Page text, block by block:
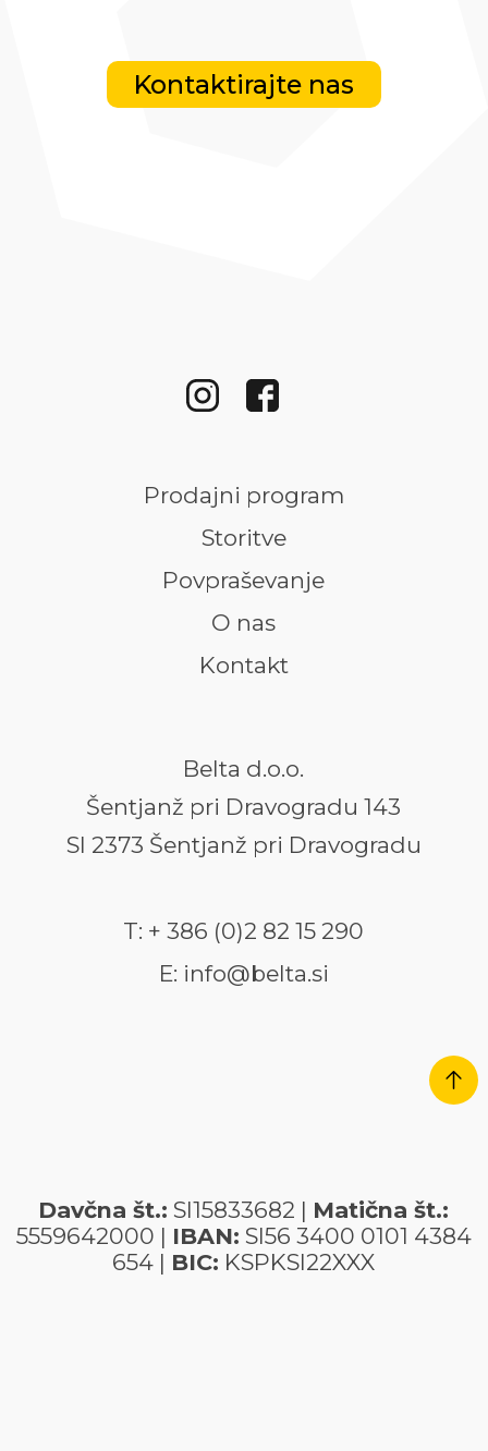
Kontaktirajte nas
Prodajni program
Storitve
Povpraševanje
O nas
Kontakt
Belta d.o.o.
Šentjanž pri Dravogradu 143
SI 2373 Šentjanž pri Dravogradu
T: + 386 (0)2 82 15 290
E: info@belta.si
Davčna št.: SI15833682 | Matična št.:
5559642000 | IBAN: SI56 3400 0101 4384
654 | BIC: KSPKSI22XXX